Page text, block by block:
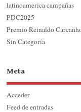
latinoamerica campañas
PDC2025
Premio Reinaldo
Sin Categoría
Meta
Acceder
Feed de entradas